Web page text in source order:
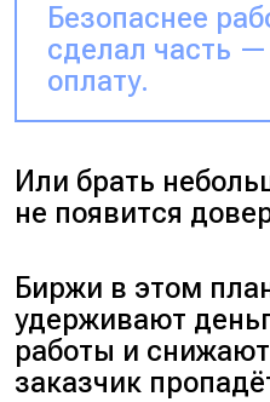
Безопаснее
сделал часть
оплату.
Или брать
не появится
Биржи в этом
удерживают
работы и
заказчик